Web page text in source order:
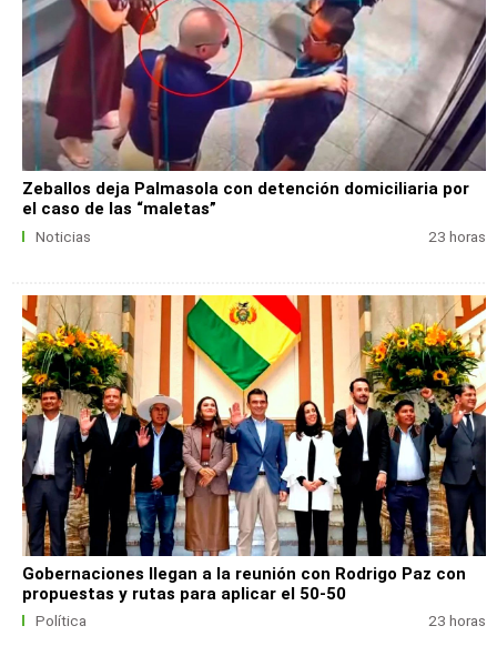
Zeballos deja Palmasola con detención domiciliaria por
el caso de las “maletas”
Noticias 23 horas
Gobernaciones llegan a la reunión con Rodrigo Paz con
propuestas y rutas para aplicar el 50-50
Política 23 horas